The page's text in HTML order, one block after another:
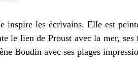
inspire les écrivains. Elle est
le lien de Proust avec la mer,
Boudin avec ses plages